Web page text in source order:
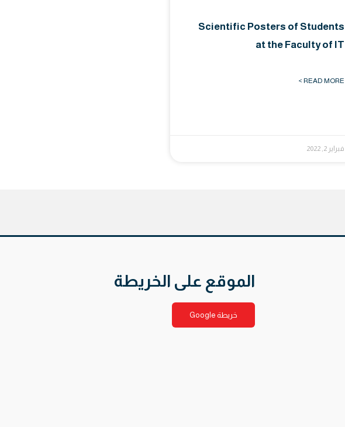
Scientific Posters of Students
at the Faculty of IT
READ MORE >
فبراير 2, 2022
الموقع على الخريطة
خريطة Google